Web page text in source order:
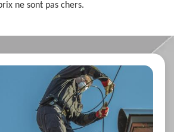
ne sont pas chers.